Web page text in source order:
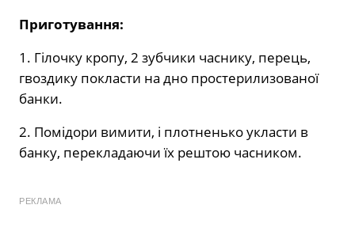
Приготування:
1. Гілочку кропу, 2 зубчики часнику, перець,
гвоздику покласти на дно простерилизованої
банки.
2. Помідори вимити, і плотненько укласти в
банку, перекладаючи їх рештою часником.
РЕКЛАМА